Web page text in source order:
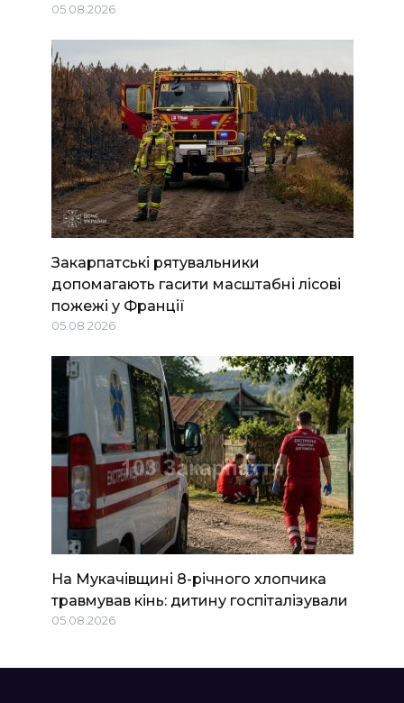
05.08.2026
Закарпатські рятувальники
допомагають гасити масштабні лісові
пожежі у Франції
05.08.2026
На Мукачівщині 8-річного хлопчика
травмував кінь: дитину госпіталізували
05.08.2026